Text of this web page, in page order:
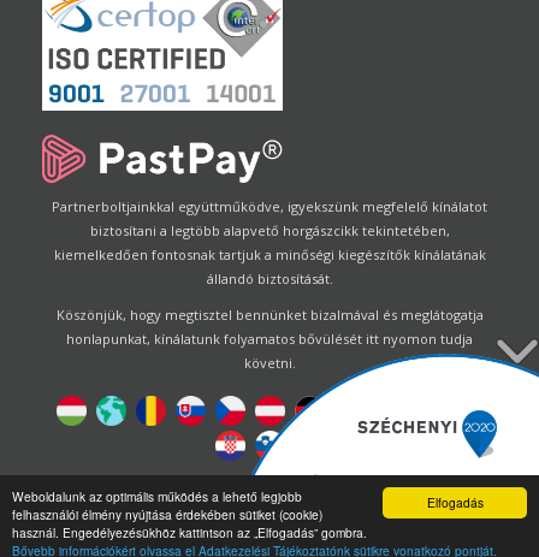
Elfogadás
Weboldalunk az optimális működés a lehető legjobb
felhasználói élmény nyújtása érdekében sütiket (cookie)
használ. Engedélyezésükhöz kattintson az „Elfogadás” gombra.
Bővebb információkért olvassa el Adatkezelési Tájékoztatónk sütikre vonatkozó pontját.
Partnerboltjainkkal együttműködve, igyekszünk megfelelő kínálatot
biztosítani a legtöbb alapvető horgászcikk tekintetében,
kiemelkedően fontosnak tartjuk a minőségi kiegészítők kínálatának
állandó biztosítását.
Köszönjük, hogy megtisztel bennünket bizalmával és meglátogatja
honlapunkat, kínálatunk folyamatos bővülését itt nyomon tudja
követni.
Oldalmotor:CWBbyGloobus Software Developement|
Technikai segítség|Webdizájn